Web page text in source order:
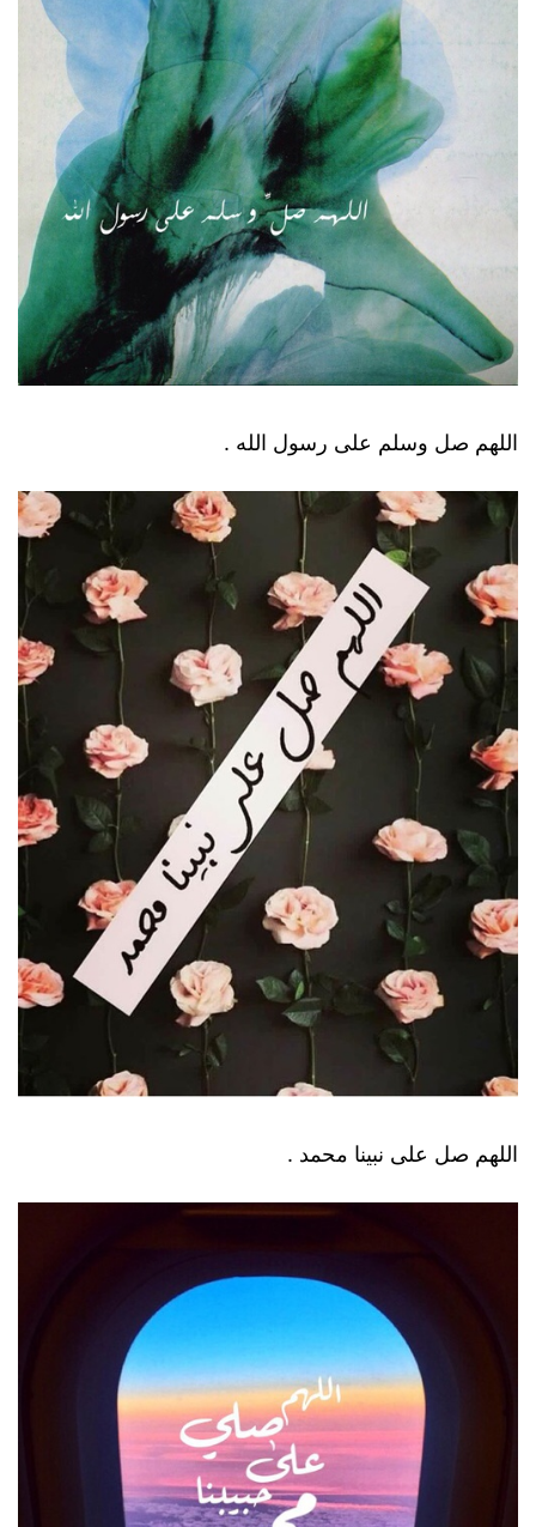
اللهم صل وسلم على رسول الله .
اللهم صل على نبينا محمد .